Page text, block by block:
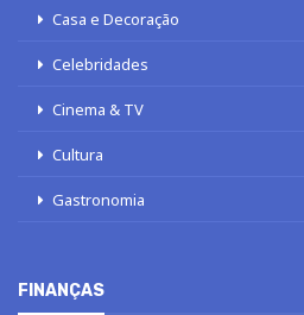
Casa e Decoração
Celebridades
Cinema & TV
Cultura
Gastronomia
FINANÇAS